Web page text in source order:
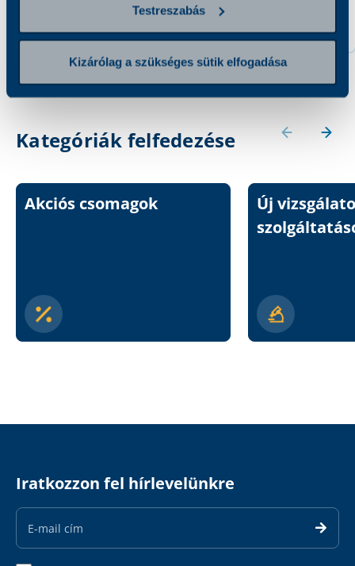
Testreszabás
Kizárólag a szükséges sütik elfogadása
Kategóriák felfedezése
Akciós csomagok
Új
Iratkozzon fel hírlevelünkre
Email
Address